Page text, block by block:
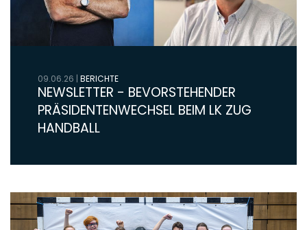
09.06.26 | BERICHTE
NEWSLETTER - BEVORSTEHENDER
PRÄSIDENTENWECHSEL BEIM LK ZUG
HANDBALL